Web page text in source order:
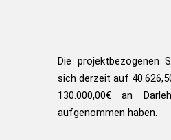
Die projektbezogenen
sich derzeit auf
130.000,00€ an
aufgenommen haben.